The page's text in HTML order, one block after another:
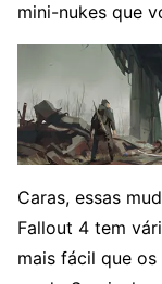
mini-nukes que
Caras, essas
Fallout 4 tem
mais fácil que